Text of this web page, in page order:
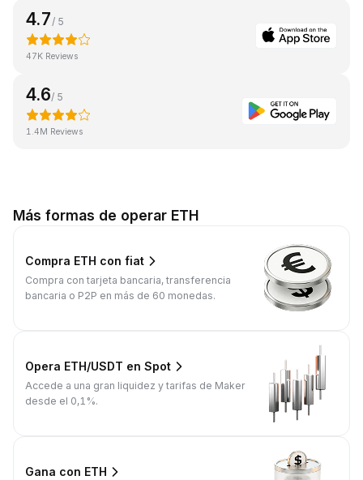
4.7 / 5
47K Reviews
4.6/ 5
1.4M Reviews
Más formas de operar ETH
Compra ETH con fiat
Compra con tarjeta bancaria, transferencia
bancaria o P2P en más de 60 monedas.
Opera ETH/USDT en Spot
Accede a una gran liquidez y tarifas de Maker
desde el 0,1%.
Gana con ETH